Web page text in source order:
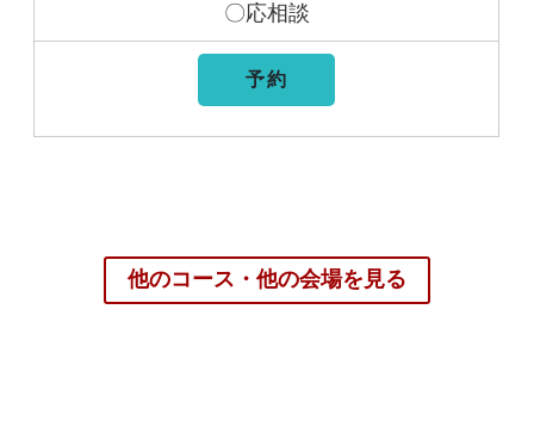
〇応相談
予約
他のコース・他の会場を見る